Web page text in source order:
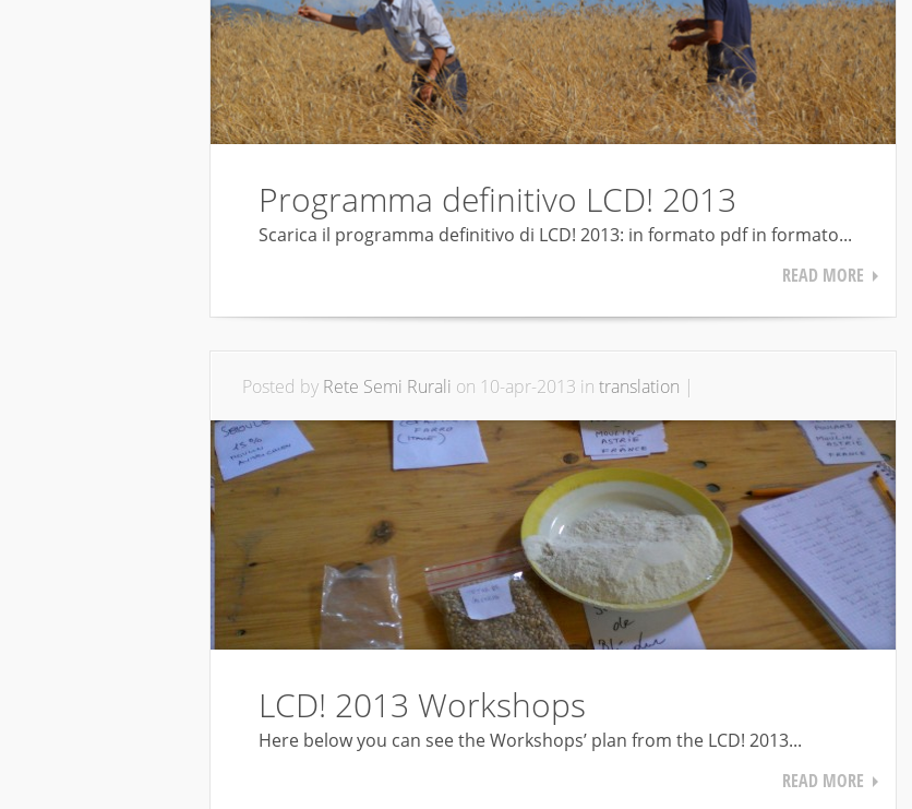
Programma definitivo LCD! 2013
Scarica il programma definitivo di LCD! 2013: in formato pdf in formato...
READ MORE
Posted by Rete Semi Rurali on 10-apr-2013 in translation |
LCD! 2013 Workshops
Here below you can see the Workshops’ plan from the LCD! 2013...
READ MORE